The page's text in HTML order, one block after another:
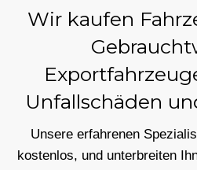
Wir kaufen
Unfallschäden
Unsere erfahrenen
kostenlos, und unterbreiten